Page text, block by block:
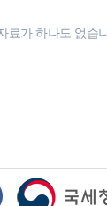
료가 하나도 없습